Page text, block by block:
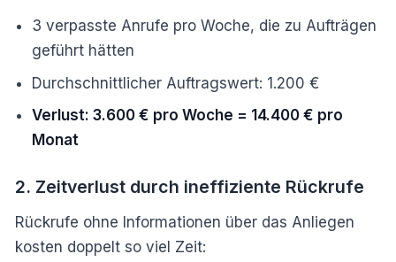
3 verpasste Anrufe pro Woche, die zu Aufträgen
geführt hätten
Durchschnittlicher Auftragswert: 1.200 €
Verlust: 3.600 € pro Woche = 14.400 € pro
Monat
2. Zeitverlust durch ineffiziente Rückrufe
Rückrufe ohne Informationen über das Anliegen
kosten doppelt so viel Zeit: